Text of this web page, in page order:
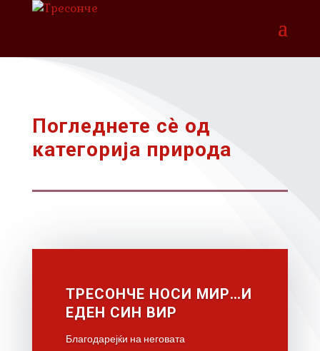
Погледнете сѐ од
категорија природа
ТРЕСОНЧЕ НОСИ МИР…И
ЕДЕН СИН ВИР
Благодарејќи на неговата